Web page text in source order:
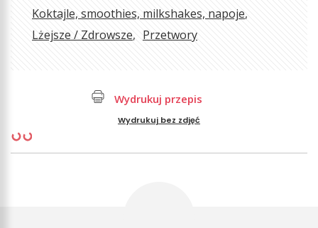
Koktajle, smoothies, milkshakes, napoje
Lżejsze / Zdrowsze
Przetwory
Wydrukuj przepis
Wydrukuj bez zdjęć